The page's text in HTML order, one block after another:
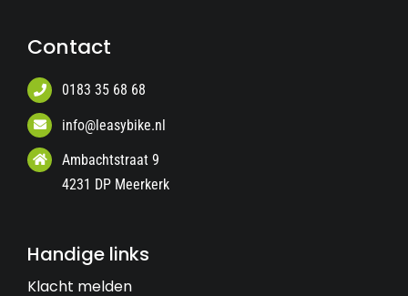
Contact
0183 35 68 68
info@leasybike.nl
Ambachtstraat 9
4231 DP Meerkerk
Handige links
Klacht melden